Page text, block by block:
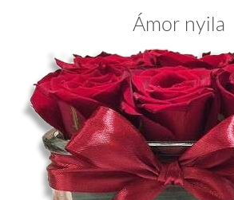
Ámor nyila